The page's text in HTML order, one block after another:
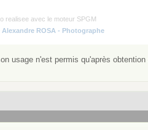
realisee avec le moteur SPGM
Alexandre ROSA - Photographe
usage n'est permis qu'après obtention